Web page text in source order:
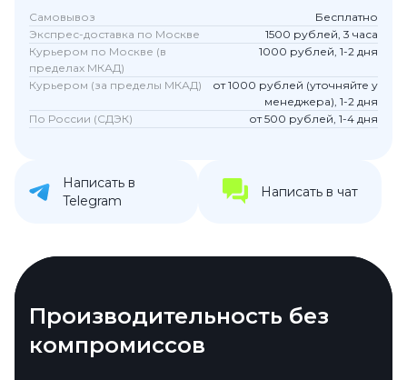
Самовывоз
Бесплатно
Экспрес-доставка по Москве
1500 рублей, 3 часа
Курьером по Москве (в
пределах МКАД)
1000 рублей, 1-2 дня
Курьером (за пределы МКАД)
от 1000 рублей (уточняйте у
менеджера), 1-2 дня
По России (СДЭК)
от 500 рублей, 1-4 дня
Написать в
Telegram
Написать в чат
Безупречная мощь
Под капотом – чип Apple M1 Pro, в котором
Производительность без
компромиссов
Завораживающий экран
14,2-дюймовый Liquid Retina XDR – это экран,